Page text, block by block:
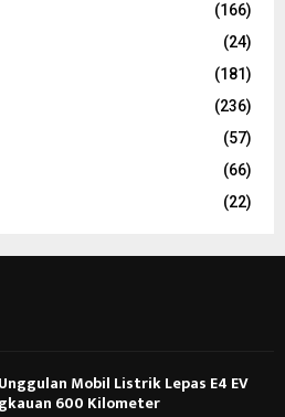
(166)
(24)
(181)
(236)
(57)
(66)
(22)
Mobil Listrik Lepas E4 EV
600 Kilometer